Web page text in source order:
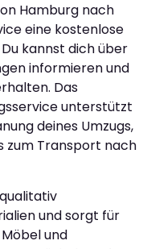
Hamburg nach
eine kostenlose
kannst dich über
informieren und
Das
unterstützt
deines Umzugs,
zum Transport nach
und sorgt für
und